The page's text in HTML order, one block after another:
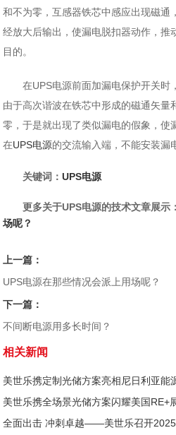
和不为零，互感器铁芯中感应出现磁通
经放大后输出，使漏电脱扣器动作，推
目的。
在UPS电源前面加漏电保护开关时
由于高次谐波在铁芯中形成的磁通矢量
零，于是就出现了类似漏电的假象，使
在UPS电源的交流输入端，不能安装漏
关键词：UPS电源
更多关于UPS电源的技术文章展示
场呢？
上一篇：
UPS电源在那些情况会派上用场呢？
下一篇：
不间断电源用多长时间？
相关新闻